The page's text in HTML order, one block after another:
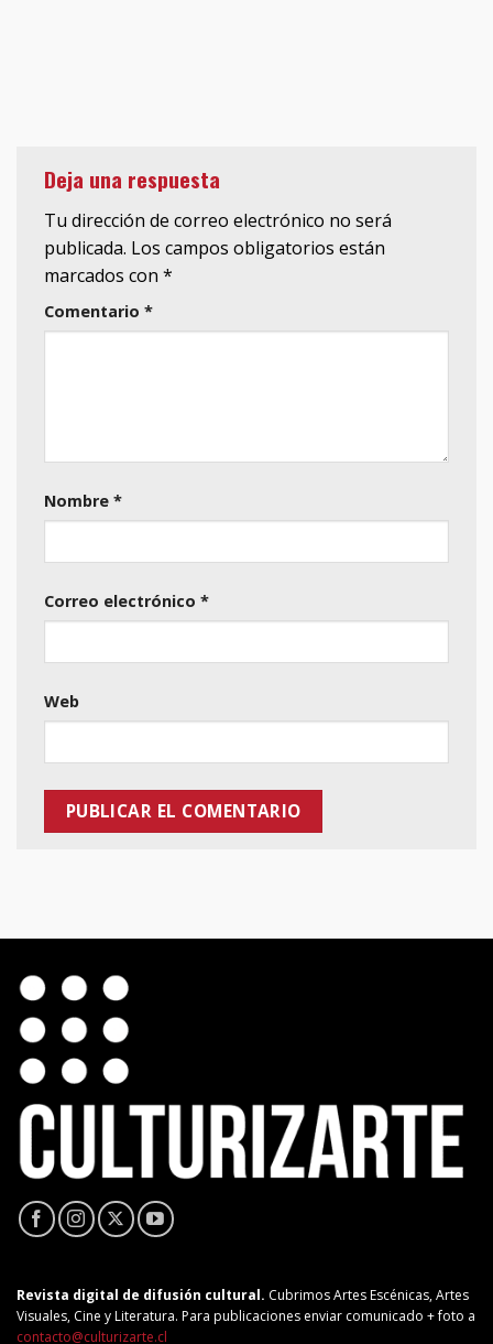
Deja una respuesta
Tu dirección de correo electrónico no será
publicada. Los campos obligatorios están
marcados con *
Comentario *
Nombre *
Correo electrónico *
Web
Revista digital de difusión cultural. Cubrimos Artes Escénicas, Artes
Visuales, Cine y Literatura. Para publicaciones enviar comunicado + foto a
contacto@culturizarte.cl